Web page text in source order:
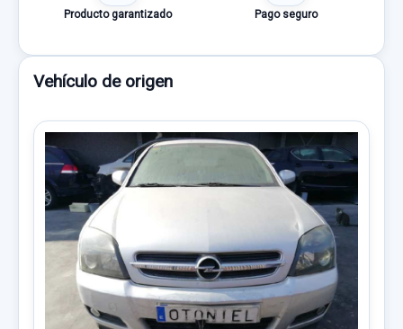
Producto garantizado Pago seguro
Vehículo de origen